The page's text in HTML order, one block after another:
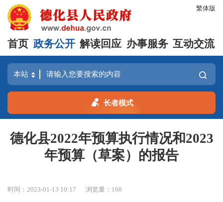
繁体版
首页 政务公开 解读回应 办事服务 互动交流
长者模式
德化县2022年预算执行情况和2023
年预算（草案）的报告
时间：2023-01-13 10:17 浏览量： 168